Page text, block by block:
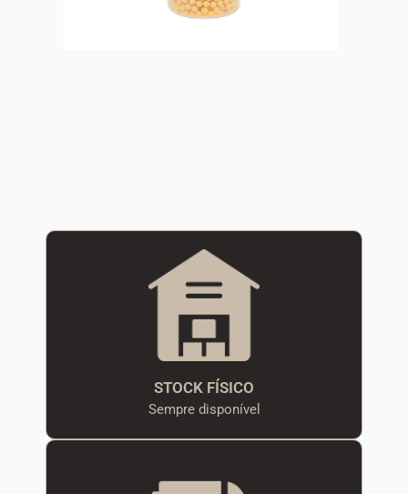
STOCK FÍSICO
Sempre disponível